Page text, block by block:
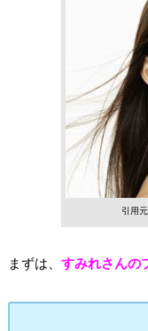
引用
まずは、 すみれさんの